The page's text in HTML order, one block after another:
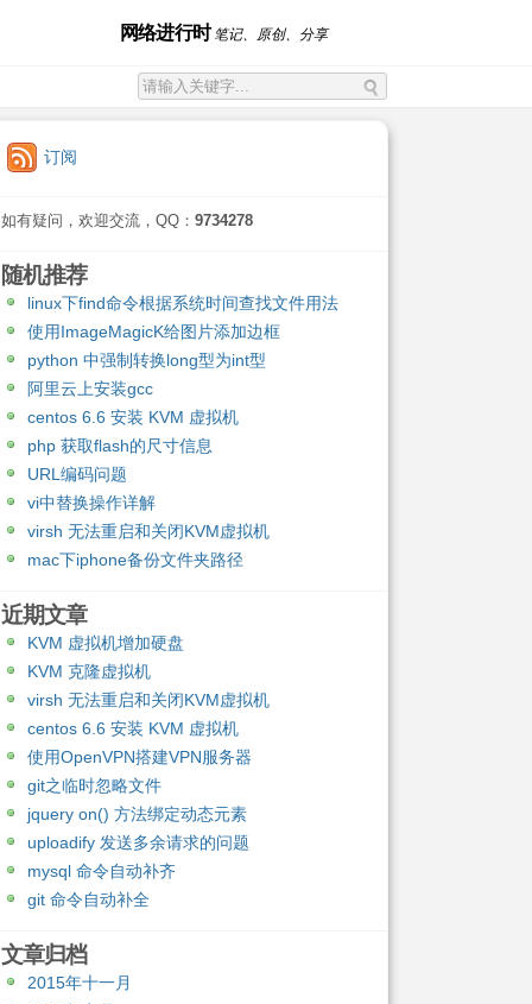
网络进行时笔记、原创、分享
订阅
如有疑问，欢迎交流，QQ： 9734278
随机推荐
linux下find命令根据系统时间查找文件用法
使用ImageMagicK给图片添加边框
python 中强制转换long型为int型
阿里云上安装gcc
centos 6.6 安装 KVM 虚拟机
php 获取flash的尺寸信息
URL编码问题
vi中替换操作详解
virsh 无法重启和关闭KVM虚拟机
mac下iphone备份文件夹路径
近期文章
KVM 虚拟机增加硬盘
KVM 克隆虚拟机
virsh 无法重启和关闭KVM虚拟机
centos 6.6 安装 KVM 虚拟机
使用OpenVPN搭建VPN服务器
git之临时忽略文件
jquery on() 方法绑定动态元素
uploadify 发送多余请求的问题
mysql 命令自动补齐
git 命令自动补全
文章归档
2015年十一月